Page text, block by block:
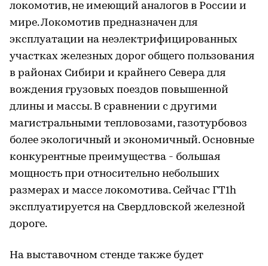
локомотив, не имеющий аналогов в России и
мире. Локомотив предназначен для
эксплуатации на неэлектрифицированных
участках железных дорог общего пользования
в районах Сибири и крайнего Севера для
вождения грузовых поездов повышенной
длины и массы. В сравнении с другими
магистральными тепловозами, газотурбовоз
более экологичный и экономичный. Основные
конкурентные преимущества - большая
мощность при относительно небольших
размерах и массе локомотива. Сейчас ГТ1h
эксплуатируется на Свердловской железной
дороге.
На выставочном стенде также будет